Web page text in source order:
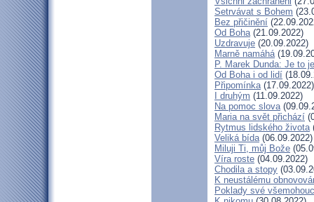
Setrvávat s Bohem
Bez přičinění
Od Boha(21.09.2022)
Uzdravuje (20.09.2022)
Marně namáhá
P. Marek Dunda: Je to
Od Boha i od lidí
Připomínka(17.09.2022)
I druhým (11.09.2022)
Na pomoc slova
Maria na svět přichází
Rytmus lidského života
Veliká bída(06.09.2022)
Miluji Ti, můj Bože
Víra roste (04.09.2022)
Chodila a stopy
K neustálému
Poklady své